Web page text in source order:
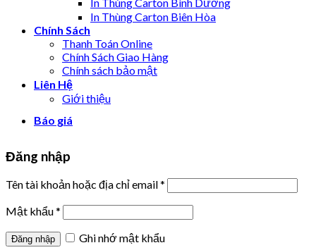
In Thùng Carton Biên Hòa
Chính Sách
Thanh Toán Online
Chính Sách Giao Hàng
Chính sách bảo mật
Liên Hệ
Giới thiệu
Báo giá
Đăng nhập
Tên tài khoản hoặc địa chỉ email*
Mật khẩu*
Đăng nhập Ghi nhớ mật khẩu